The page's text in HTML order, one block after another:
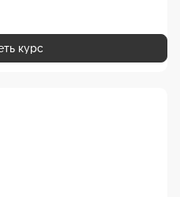
курс